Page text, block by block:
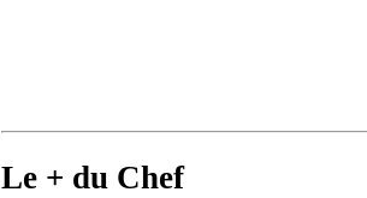
Le + du Chef